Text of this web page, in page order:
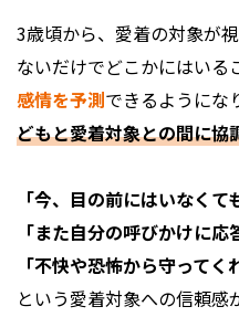
3歳頃から、愛着の対象が
ないだけでどこかにはいる
感情を予測できるようにな
どもと愛着対象との間に協
「今、目の前にはいなくて
「また自分の呼びかけに応
「不快や恐怖から守ってく
という愛着対象への信頼感